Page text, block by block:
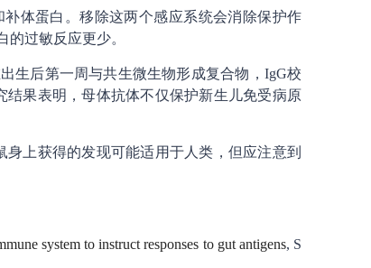
体蛋白。移除这两个感应系统会消除保护作
过敏反应更少。
生后第一周与共生微生物形成复合物，IgG校
果表明，母体抗体不仅保护新生儿免受病原
上获得的发现可能适用于人类，但应注意到
system to instruct responses to gut antigens, S